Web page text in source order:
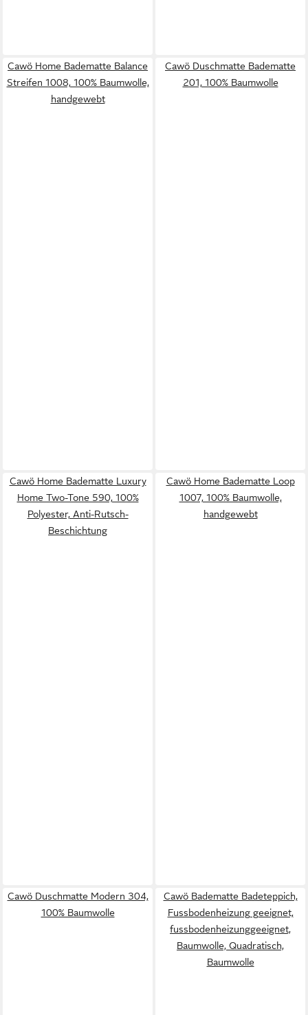
Cawö Home Badematte Balance
Streifen 1008, 100% Baumwolle,
handgewebt
Cawö Duschmatte Badematte
201, 100% Baumwolle
Cawö Home Badematte Luxury
Home Two-Tone 590, 100%
Polyester, Anti-Rutsch-
Beschichtung
Cawö Home Badematte Loop
1007, 100% Baumwolle,
handgewebt
Cawö Duschmatte Modern 304,
100% Baumwolle
Cawö Badematte Badeteppich,
Fussbodenheizung geeignet,
fussbodenheizunggeeignet,
Baumwolle, Quadratisch,
Baumwolle